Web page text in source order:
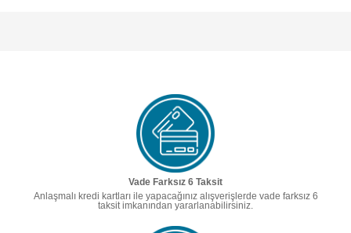
Vade Farksız 6 Taksit
Anlaşmalı kredi kartları ile yapacağınız alışverişlerde vade farksız 6
taksit imkanından yararlanabilirsiniz.